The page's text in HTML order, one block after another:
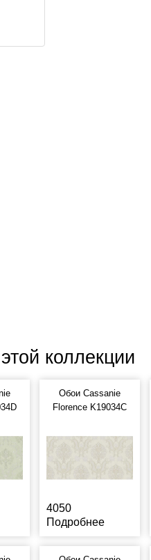
коллекции
Обои Cassanie
Florence K19034C
4050
Подробнее